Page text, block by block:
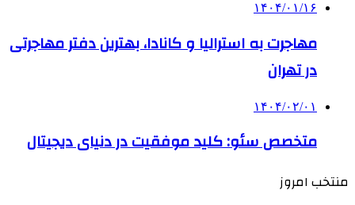
۱۴۰۴/۰۱/۱۶
مهاجرت به استرالیا و کانادا، بهترین دفتر مهاجرتی
در تهران
۱۴۰۴/۰۲/۰۱
متخصص سئو: کلید موفقیت در دنیای دیجیتال
منتخب امروز